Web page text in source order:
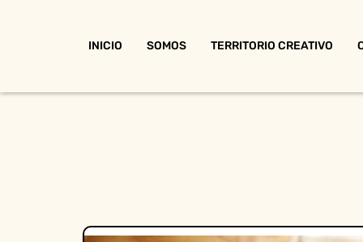
INICIO SOMOS TERRITORIO CREATIVO